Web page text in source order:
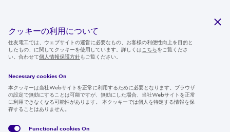
ニュースルーム
IR情報
採用情報
クッキーの利用について
住友電工では、ウェブサイトの運営に必要なもの、お客様の利便性向上を目的と
したもの、に関してクッキーを使用しています。詳しくは こちらをご覧くださ
い。合わせて個人情報保護方針もご覧ください。
Necessary cookies On
本クッキーは当社Webサイトを正常に利用するために必要となります。ブラウザ
の設定で無効にすることは可能ですが、無効にした場合、当社Webサイトを正常
に利用できなくなる可能性があります。 本クッキーでは個人を特定する情報を保
存することはありません。
Functional cookies On